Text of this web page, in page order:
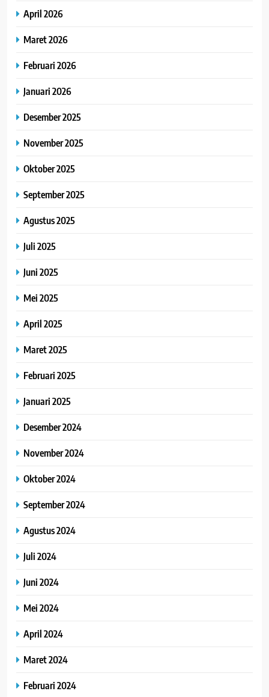
April 2026
Maret 2026
Februari 2026
Januari 2026
Desember 2025
November 2025
Oktober 2025
September 2025
Agustus 2025
Juli 2025
Juni 2025
Mei 2025
April 2025
Maret 2025
Februari 2025
Januari 2025
Desember 2024
November 2024
Oktober 2024
September 2024
Agustus 2024
Juli 2024
Juni 2024
Mei 2024
April 2024
Maret 2024
Februari 2024